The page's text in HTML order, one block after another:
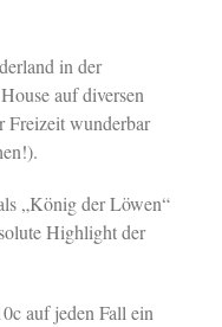
in der
auf diversen
Freizeit wunderbar
„König der Löwen“
Highlight der
auf jeden Fall ein